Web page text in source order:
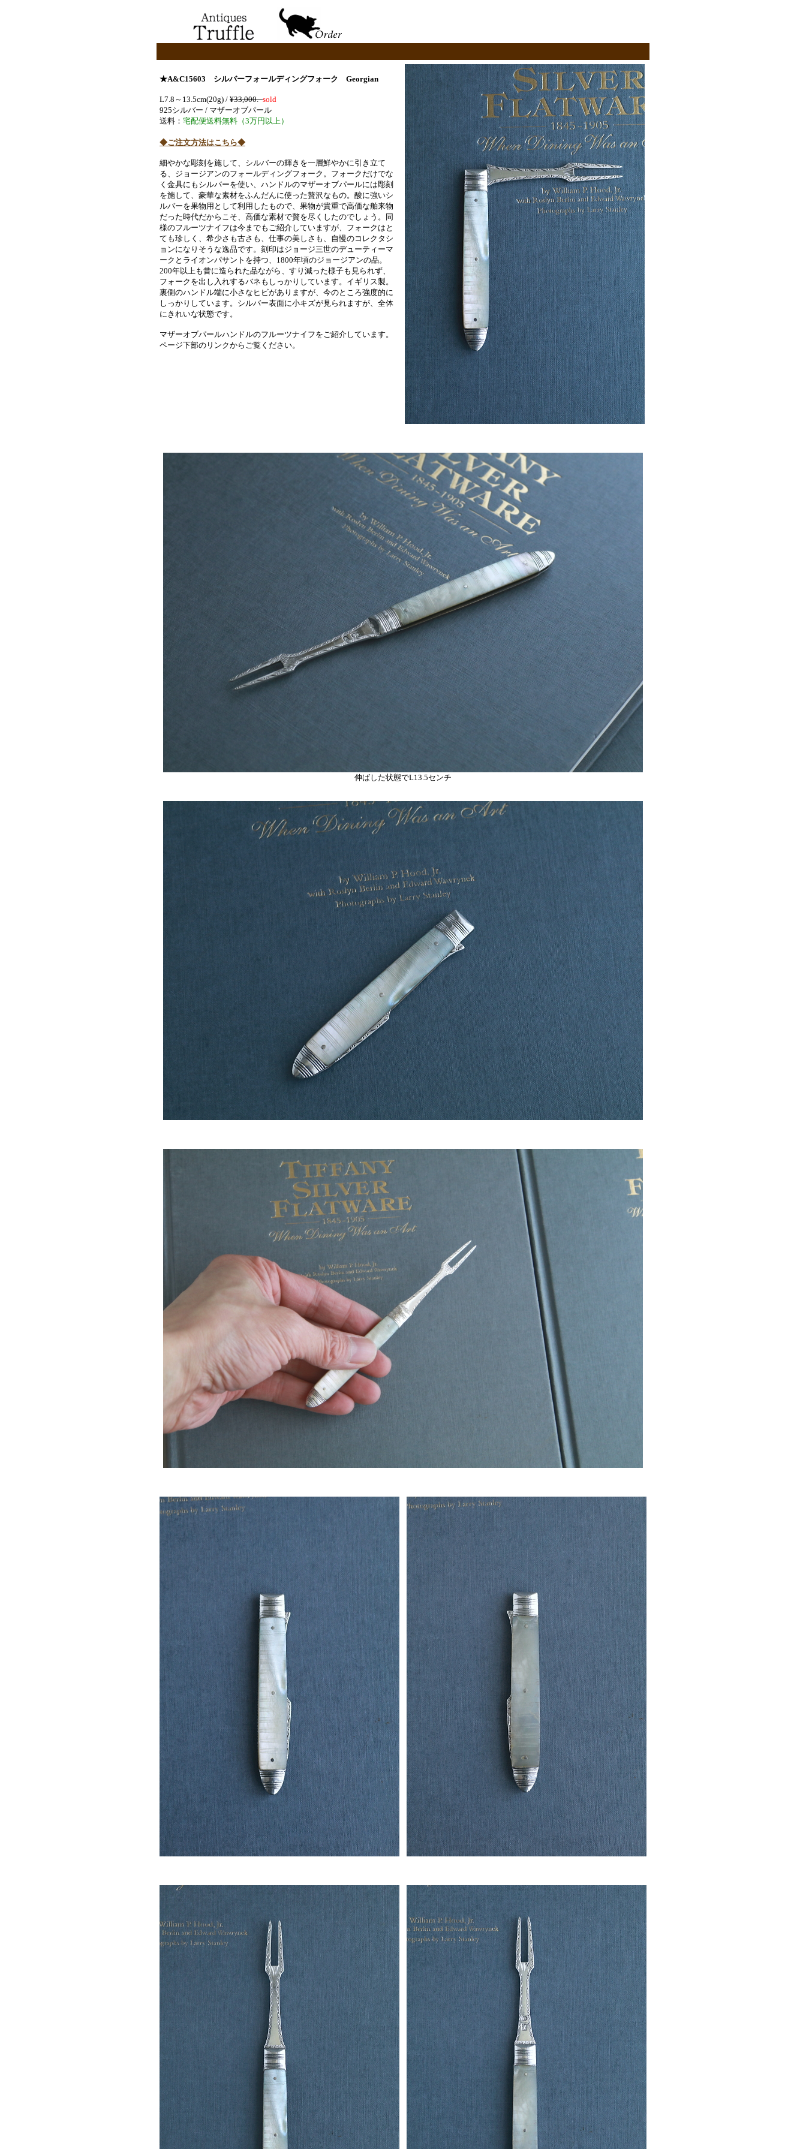
★A&C15603 シルバーフォールディングフォーク Georgian
L7.8～13.5cm(20g) / ¥33,000.-sold
925シルバー / マザーオブパール
送料： 宅配便送料無料（3万円以上）
◆ご注文方法はこちら◆
細やかな彫刻を施して、シルバーの輝きを一層鮮やかに引き立て
る、ジョージアンのフォールディングフォーク。フォークだけでな
く金具にもシルバーを使い、ハンドルのマザーオブパールには彫刻
を施して、豪華な素材をふんだんに使った贅沢なもの。酸に強いシ
ルバーを果物用として利用したもので、果物が貴重で高価な舶来物
だった時代だからこそ、高価な素材で贅を尽くしたのでしょう。同
様のフルーツナイフは今までもご紹介していますが、フォークはと
ても珍しく、希少さも古さも、仕事の美しさも、自慢のコレクタシ
ョンになりそうな逸品です。刻印はジョージ三世のデューティーマ
ークとライオンパサントを持つ、1800年頃のジョージアンの品。
200年以上も昔に造られた品ながら、すり減った様子も見られず、
フォークを出し入れするバネもしっかりしています。イギリス製。
裏側のハンドル端に小さなヒビがありますが、今のところ強度的に
しっかりしています。シルバー表面に小キズが見られますが、全体
にきれいな状態です。
マザーオブパールハンドルのフルーツナイフをご紹介しています。
ページ下部のリンクからご覧ください。
伸ばした状態でL13.5センチ